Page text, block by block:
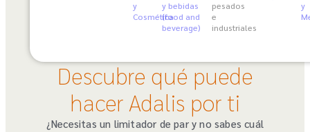
y
Cosmética
y bebidas
(food and
beverage)
pesados
e
industriales
y
Descubre qué puede
hacer Adalis por ti
¿Necesitas un limitador de par y no sabes cuál